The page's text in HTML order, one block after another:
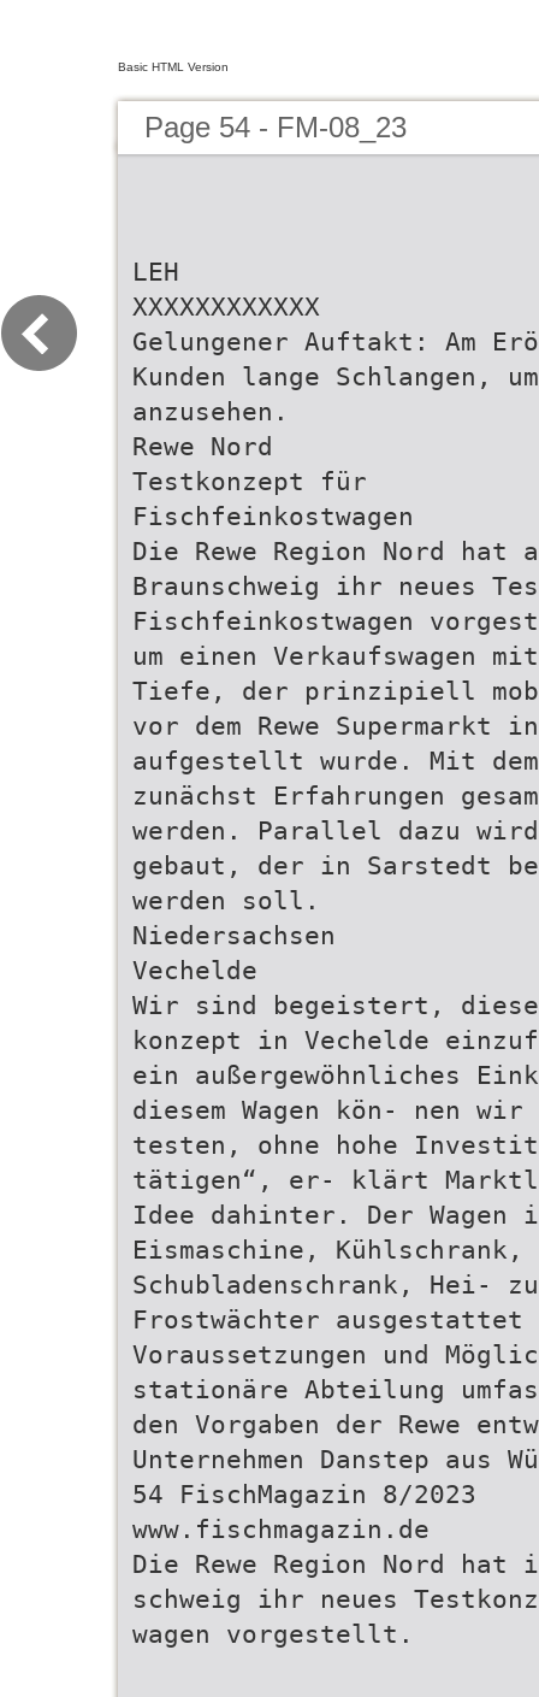
Basic HTML Version
Page 54 - FM-08_23
LEH
XXXXXXXXXXXX
Gelungener Auftakt: Am
Kunden lange Schlangen,
anzusehen.
Rewe Nord
Testkonzept für
Fischfeinkostwagen
Die Rewe Region Nord
Braunschweig ihr neues
Fischfeinkostwagen
um einen Verkaufswagen
Tiefe, der prinzipiell
vor dem Rewe Supermarkt
aufgestellt wurde. Mit dem
zunächst Erfahrungen
werden. Parallel dazu
gebaut, der in Sarstedt
werden soll.
Niedersachsen
Vechelde
Wir sind begeistert,
konzept in Vechelde
ein außergewöhnliches
diesem Wagen kön- nen
testen, ohne hohe
tätigen“, er- klärt
Idee dahinter. Der
Eismaschine,
Schubladenschrank, Hei-
Frostwächter
Voraussetzungen und
stationäre Abteilung
den Vorgaben der Rewe
Unternehmen Danstep aus
54 FischMagazin 8/2023
www.fischmagazin.de
Die Rewe Region Nord hat
schweig ihr neues
wagen vorgestellt.